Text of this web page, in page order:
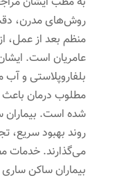
روش‌های مدرن،
منظم بعد از عمل،
عامریان است.
بلفاروپلاستی و آب
مطلوب درمان باعث
شده است. بیماران
روند بهبود سریع،
می‌گذارند. خدمات
بیماران ساکن